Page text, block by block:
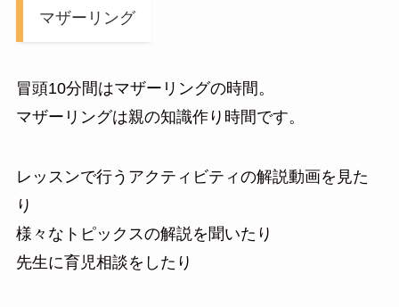
マザーリング
冒頭10分間はマザーリングの時間。
マザーリングは親の知識作り時間です。
レッスンで行うアクティビティの解説動画を見た
り
様々なトピックスの解説を聞いたり
先生に育児相談をしたり